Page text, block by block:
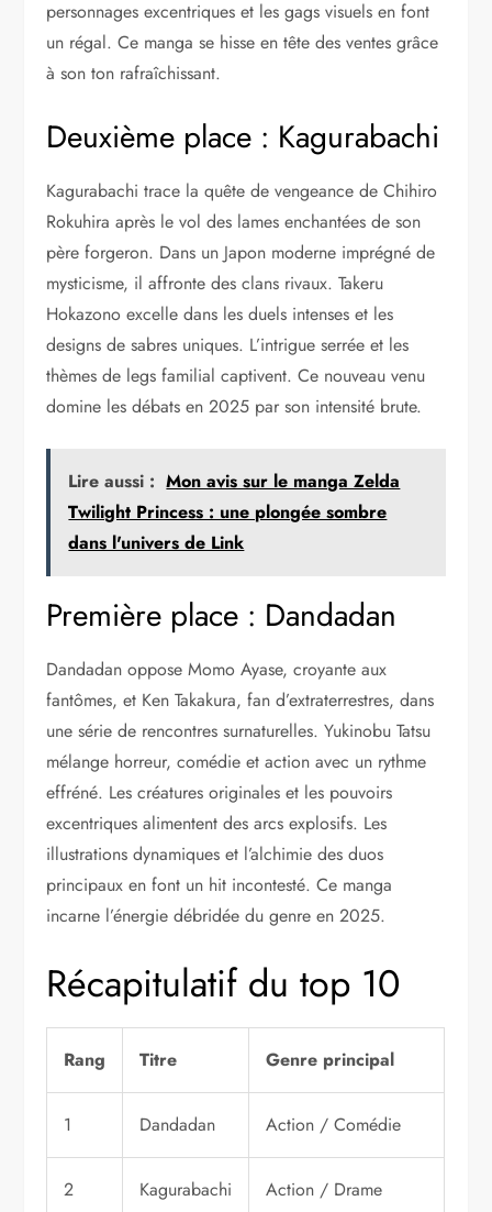
personnages excentriques et les gags visuels en font
un régal. Ce manga se hisse en tête des ventes grâce
à son ton rafraîchissant.
Deuxième place : Kagurabachi
Kagurabachi trace la quête de vengeance de Chihiro
Rokuhira après le vol des lames enchantées de son
père forgeron. Dans un Japon moderne imprégné de
mysticisme, il affronte des clans rivaux. Takeru
Hokazono excelle dans les duels intenses et les
designs de sabres uniques. L’intrigue serrée et les
thèmes de legs familial captivent. Ce nouveau venu
domine les débats en 2025 par son intensité brute.
Lire aussi : Mon avis sur le manga Zelda
Twilight Princess : une plongée sombre
dans l'univers de Link
Première place : Dandadan
Dandadan oppose Momo Ayase, croyante aux
fantômes, et Ken Takakura, fan d’extraterrestres, dans
une série de rencontres surnaturelles. Yukinobu Tatsu
mélange horreur, comédie et action avec un rythme
effréné. Les créatures originales et les pouvoirs
excentriques alimentent des arcs explosifs. Les
illustrations dynamiques et l’alchimie des duos
principaux en font un hit incontesté. Ce manga
incarne l’énergie débridée du genre en 2025.
Récapitulatif du top 10
Rang Titre Genre principal
1 Dandadan Action / Comédie
2 Kagurabachi Action / Drame